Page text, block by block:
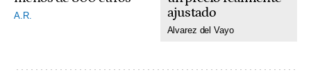
A.R.
ajustado
Alvarez del Vayo